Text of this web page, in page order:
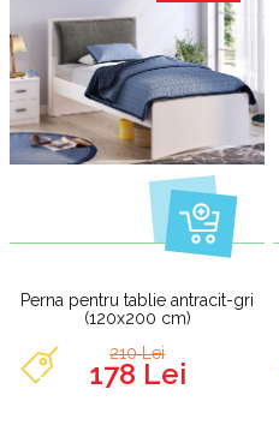
Perna pentru tablie antracit-gri
(120x200 cm)
210 Lei
178 Lei